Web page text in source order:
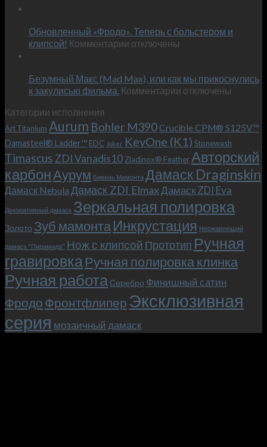
–
и
KeyOne
Обновленный «Фродо». Теперь с больстером и
клипсой! Комментарии к
«Фродо».
Теперь
и
клипсой!
отключены
Безумный Макс (Mad Max), или как мы прикоснулись
к закулисью фильма. Комментарии к
Макс
(Mad
Max),
или
как
мы
прикоснулись
к
фильма.
отключены
Категории исполнения
Art Titanium Aurum Bohler M390Crucible CPM® S125V™
Damasteel® Ladder™ EDC Joker KeyOne (K1) Stonewash
Timascus ZDI Vanadis10 Zladinox® FeatherАвторский
карбонАурум Бивень Мамонта Дамаск Draginskin
Дамаск Nebula Дамаск ZDI ElmaxДамаск ZDI Eva
Декоративный дамаск Зеркальная полировка
Золото Зуб мамонтаИнкрустация Нержавеющий
дамаск "Пирамида" Нож с клипсой Прототип Ручная
гравировкаРучная полировка клинка
Ручная работа Серебро Финишный сатин
Фродо Фронтфлипер Эксклюзивная
серия мозаичный дамаск